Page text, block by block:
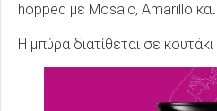
hopped με Mosaic, Amarillo
Η μπύρα διατίθεται σε